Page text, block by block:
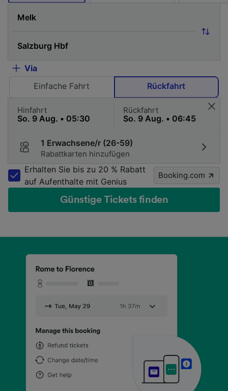
Via
Einfache Fahrt
Rückfahrt
Hinfahrt Rückfahrt
1 Erwachsene/r (26-59)
Rabattkarten hinzufügen
Erhalten Sie bis zu 20 % Rabatt
auf Aufenthalte mit Genius
Booking.com
Günstige Tickets finden